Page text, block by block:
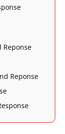
Reponse
Reponse